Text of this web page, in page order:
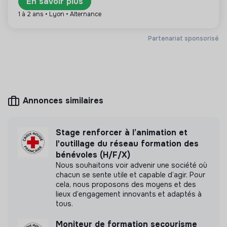
Médecins sans Frontières France n'a pas encore
transmis de mesure d'impact
Labels et certifications
Partenariat sponsorisé
1 à 2 ans • Lyon • Alternance
Annonces similaires
Stage renforcer à l’animation et
l'outillage du réseau formation des
bénévoles (H/F/X)
Nous souhaitons voir advenir une société où
chacun se sente utile et capable d’agir. Pour
cela, nous proposons des moyens et des
lieux d’engagement innovants et adaptés à
tous.
Moniteur de formation secourisme